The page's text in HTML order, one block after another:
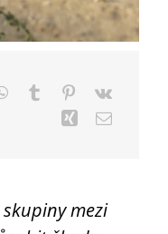
mezi